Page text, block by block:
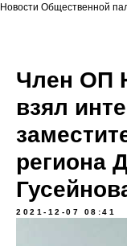
Новости Общественной
Член ОП
взял
региона
2021-12-07 08:41